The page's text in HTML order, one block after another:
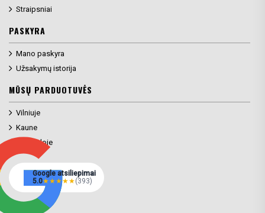
Straipsniai
PASKYRA
Mano paskyra
Užsakymų istorija
MŪSŲ PARDUOTUVĖS
Vilniuje
Kaune
Klaipėdoje
Google atsiliepimai
5.0★★★★★(393)